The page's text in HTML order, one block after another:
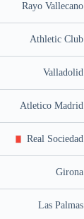
Rayo Vallecano
Athletic Club
Valladolid
Atletico Madrid
Real Sociedad
Girona
Las Palmas